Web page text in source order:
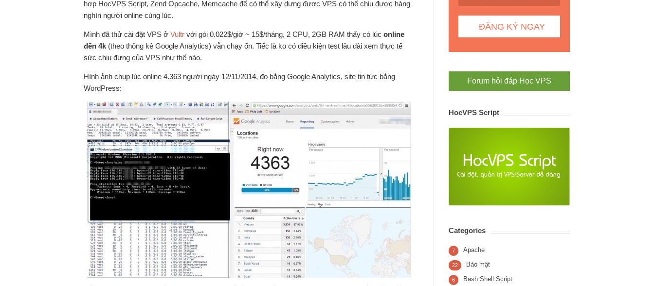
hợp HocVPS Script, Zend Opcache, Memcache để có thể xây dựng được VPS có thể chịu được hàng
nghìn người online cùng lúc.
Mình đã thử cài đặt VPS ở Vultr với gói 0.022$/giờ ~ 15$/tháng, 2 CPU, 2GB RAM thấy có lúc online
đến 4k (theo thống kê Google Analytics) vẫn chạy ổn. Tiếc là ko có điều kiện test lâu dài xem thực tế
sức chịu đựng của VPS như thế nào.
Hình ảnh chụp lúc online 4.363 người ngày 12/11/2014, đo bằng Google Analytics, site tin tức bằng
WordPress:
Forum hỏi đáp Học VPS
HocVPS Script
Categories
Apache
7
Bảo mật
22
Bash Shell Script
6